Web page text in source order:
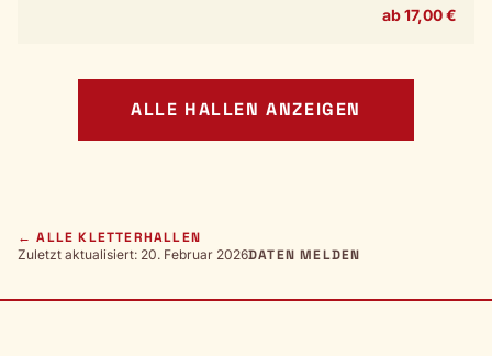
ab 17,00 €
ALLE HALLEN ANZEIGEN
← ALLE KLETTERHALLEN
Zuletzt aktualisiert: 20. Februar 2026DATEN MELDEN